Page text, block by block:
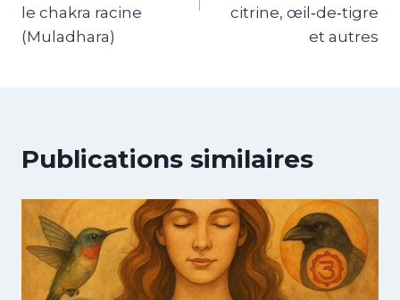
le chakra racine
(Muladhara)
citrine, œil‑de‑tigre
et autres
Publications similaires